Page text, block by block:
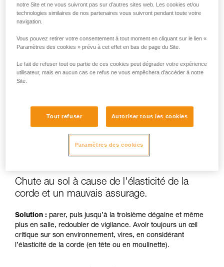
Chute au sol à cause de l'élasticité de la
corde et un mauvais assurage.
Solution : parer, puis jusqu’à la troisième dégaine et même
plus en salle, redoubler de vigilance. Avoir toujours un œil
critique sur son environnement, vires, en considérant
l’élasticité de la corde (en tête ou en moulinette).
notre Site et ne vous suivront pas sur d’autres sites web. Les cookies et/ou
technologies similaires de nos partenaires vous suivront pendant toute votre
navigation.
Vous pouvez retirer votre consentement à tout moment en cliquant sur le lien «
Paramètres des cookies » prévu à cet effet en bas de page du Site.
Le fait de refuser tout ou partie de ces cookies peut dégrader votre expérience
utilisateur, mais en aucun cas ce refus ne vous empêchera d’accéder à notre
Site.
Tout refuser Autoriser tous les cookies
Paramètres des cookies